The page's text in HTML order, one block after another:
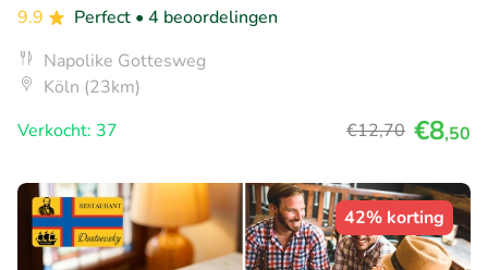
9.9
Perfect • 4 beoordelingen
Napolike Gottesweg
Köln (23km)
Verkocht: 37
€12,70 €8,50
42% korting